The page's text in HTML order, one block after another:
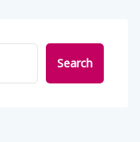
Search